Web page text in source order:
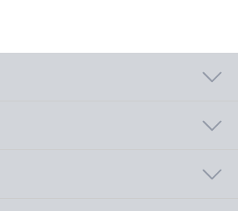
で、多様な技術に触れることがで